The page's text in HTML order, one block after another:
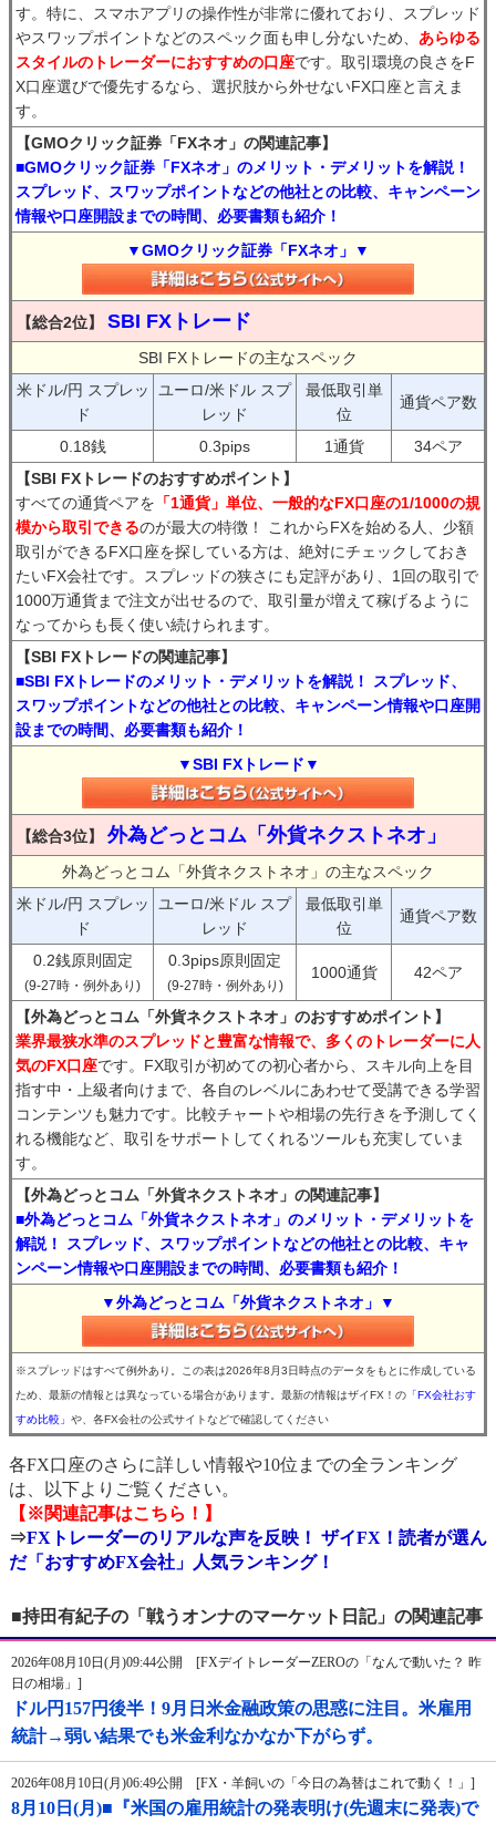
す。特に、スマホアプリの操作性が非常に優れており、スプレッド
やスワップポイントなどのスペック面も申し分ないため、 あらゆる
スタイルのトレーダーにおすすめの口座です。取引環境の良さをF
X口座選びで優先するなら、選択肢から外せないFX口座と言えま
す。
【GMOクリック証券「FXネオ」の関連記事】
■GMOクリック証券「FXネオ」のメリット・デメリットを解説！
スプレッド、スワップポイントなどの他社との比較、キャンペーン
情報や口座開設までの時間、必要書類も紹介！
▼GMOクリック証券「FXネオ」▼
【総合2位】 SBI FXトレード
SBI FXトレードの主なスペック
米ドル/円 スプレッ
ド
ユーロ/米ドル スプ
レッド
最低取引単
位
通貨ペア数
0.18銭 0.3pips 1通貨
34ペア
【SBI FXトレードのおすすめポイント】
すべての通貨ペアを 「1通貨」単位、一般的なFX口座の1/1000の規
模から取引できるのが最大の特徴！ これからFXを始める人、少額
取引ができるFX口座を探している方は、絶対にチェックしておき
たいFX会社です。スプレッドの狭さにも定評があり、1回の取引で
1000万通貨まで注文が出せるので、取引量が増えて稼げるように
なってからも長く使い続けられます。
【SBI FXトレードの関連記事】
■SBI FXトレードのメリット・デメリットを解説！ スプレッド、
スワップポイントなどの他社との比較、キャンペーン情報や口座開
設までの時間、必要書類も紹介！
▼SBI FXトレード▼
【総合3位】 外為どっとコム「外貨ネクストネオ」
外為どっとコム「外貨ネクストネオ」の主なスペック
米ドル/円 スプレッ
ド
ユーロ/米ドル スプ
レッド
最低取引単
位
通貨ペア数
0.2銭原則固定
(9-27時・例外あり)
0.3pips原則固定
(9-27時・例外あり)
1000通貨 42ペア
【外為どっとコム「外貨ネクストネオ」のおすすめポイント】
業界最狭水準のスプレッドと豊富な情報で、多くのトレーダーに人
気のFX口座です。FX取引が初めての初心者から、スキル向上を目
指す中・上級者向けまで、各自のレベルにあわせて受講できる学習
コンテンツも魅力です。比較チャートや相場の先行きを予測してく
れる機能など、取引をサポートしてくれるツールも充実していま
す。
【外為どっとコム「外貨ネクストネオ」の関連記事】
■外為どっとコム「外貨ネクストネオ」のメリット・デメリットを
解説！ スプレッド、スワップポイントなどの他社との比較、キャ
ンペーン情報や口座開設までの時間、必要書類も紹介！
▼外為どっとコム「外貨ネクストネオ」▼
※スプレッドはすべて例外あり。この表は2026年8月3日時点のデータをもとに作成している
ため、最新の情報とは異なっている場合があります。最新の情報はザイFX！の 「FX会社おす
すめ比較」 や、各FX会社の公式サイトなどで確認してください
各FX口座のさらに詳しい情報や10位までの全ランキング
は、以下よりご覧ください。
【※関連記事はこちら！】
⇒FXトレーダーのリアルな声を反映！ ザイFX！読者が選ん
だ「おすすめFX会社」人気ランキング！
■持田有紀子の「戦うオンナのマーケット日記」の関連記事
2026年08月10日(月)09:44公開 [FXデイトレーダーZEROの「なんで動いた？ 昨
日の相場」]
ドル円157円後半！9月日米金融政策の思惑に注目。米雇用
統計→弱い結果でも米金利なかなか下がらず。
2026年08月10日(月)06:49公開 [FX・羊飼いの「今日の為替はこれで動く！」]
8月10日(月)■『米国の雇用統計の発表明け(先週末に発表)で